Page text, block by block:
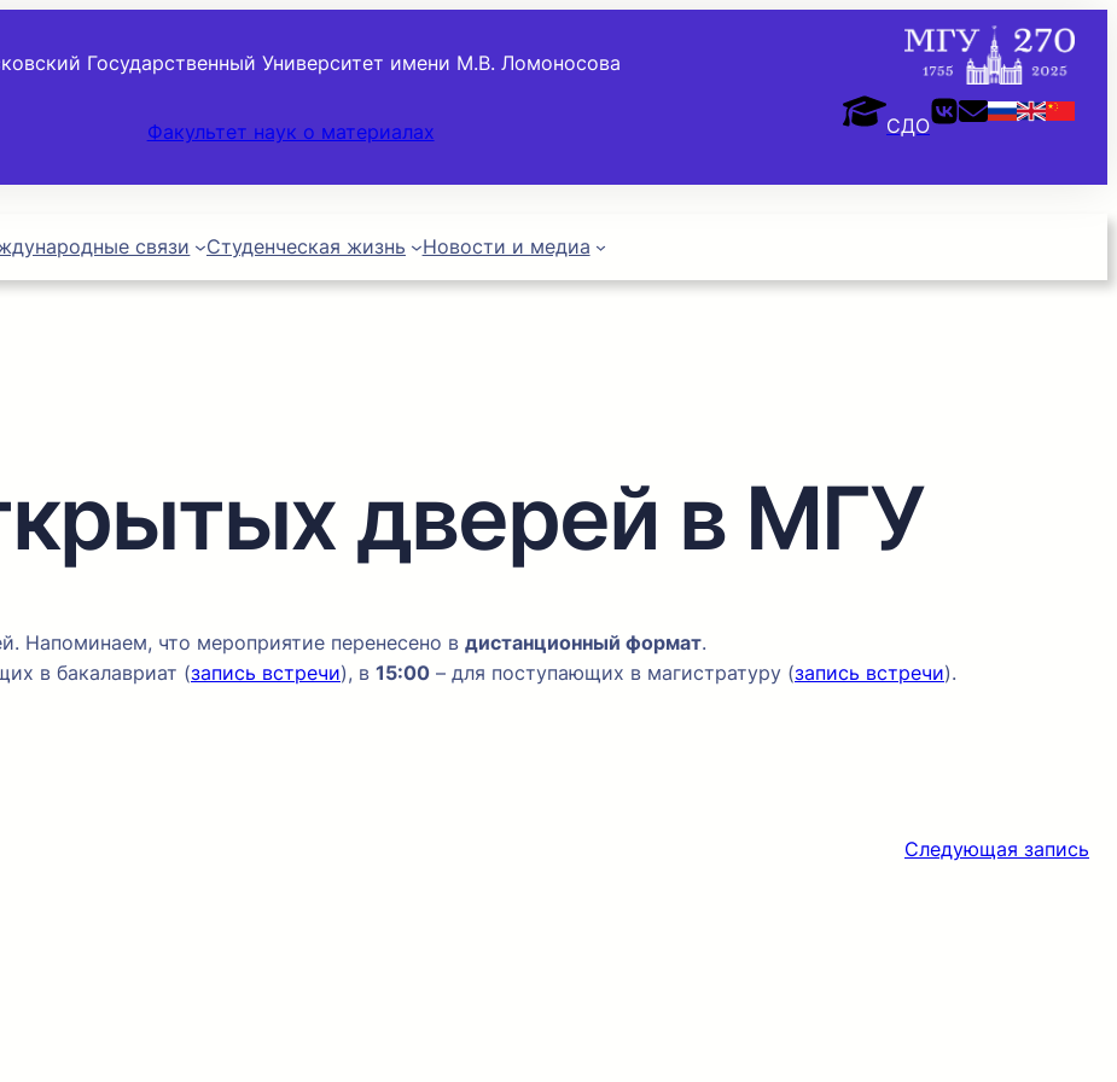
Государственный Университет имени М.В. Ломоносова
Факультет наук о материалах СДО
связи Студенческая жизнь Новости и медиа
дверей в МГУ
Напоминаем, что мероприятие перенесено в дистанционный формат.
в бакалавриат (запись встречи), в 15:00 – для поступающих в магистратуру (запись встречи).
Следующая запись